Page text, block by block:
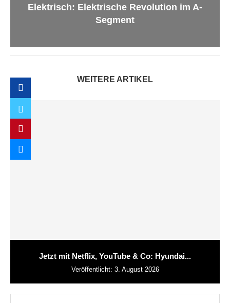
Elektrisch: Elektrische Revolution im A-
Segment
WEITERE ARTIKEL
Jetzt mit Netflix, YouTube & Co: Hyundai...
Veröffentlicht: 3. August 2026